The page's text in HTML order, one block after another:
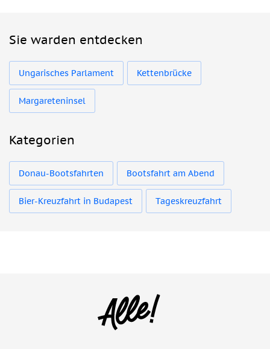
Sie warden entdecken
Ungarisches Parlament Kettenbrücke
Margareteninsel
Kategorien
Donau-Bootsfahrten Bootsfahrt am Abend
Bier-Kreuzfahrt in Budapest Tageskreuzfahrt